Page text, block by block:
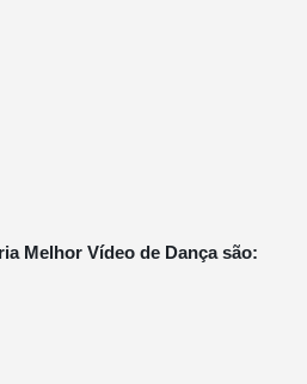
Melhor Vídeo de Dança são: